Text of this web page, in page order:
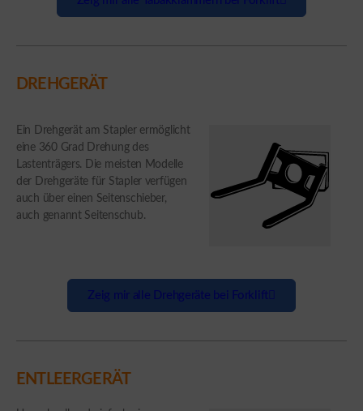
DREHGERÄT
Ein Drehgerät am Stapler ermöglicht
eine 360 Grad Drehung des
Lastenträgers. Die meisten Modelle
der Drehgeräte für Stapler verfügen
auch über einen Seitenschieber,
auch genannt Seitenschub.
Zeig mir alle Drehgeräte bei Forklift
ENTLEERGERÄT